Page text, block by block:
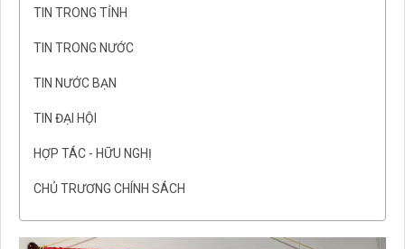
TIN TRONG TỈNH
TIN TRONG NƯỚC
TIN NƯỚC BẠN
TIN ĐẠI HỘI
HỢP TÁC - HỮU NGHỊ
CHỦ TRƯƠNG CHÍNH SÁCH